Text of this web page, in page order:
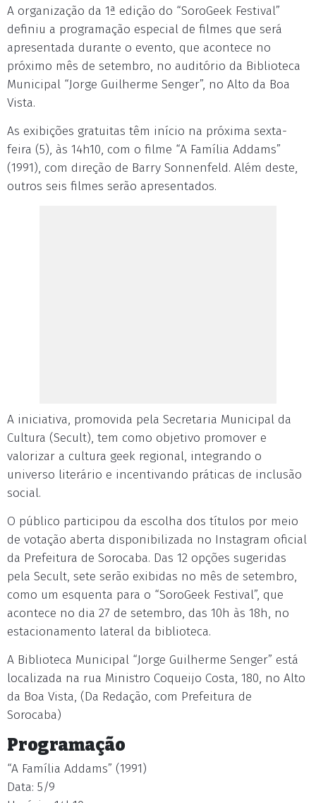
A organização da 1ª edição do “SoroGeek Festival”
definiu a programação especial de filmes que será
apresentada durante o evento, que acontece no
próximo mês de setembro, no auditório da Biblioteca
Municipal “Jorge Guilherme Senger”, no Alto da Boa
Vista.
As exibições gratuitas têm início na próxima sexta-
feira (5), às 14h10, com o filme “A Família Addams”
(1991), com direção de Barry Sonnenfeld. Além deste,
outros seis filmes serão apresentados.
A iniciativa, promovida pela Secretaria Municipal da
Cultura (Secult), tem como objetivo promover e
valorizar a cultura geek regional, integrando o
universo literário e incentivando práticas de inclusão
social.
O público participou da escolha dos títulos por meio
de votação aberta disponibilizada no Instagram oficial
da Prefeitura de Sorocaba. Das 12 opções sugeridas
pela Secult, sete serão exibidas no mês de setembro,
como um esquenta para o “SoroGeek Festival”, que
acontece no dia 27 de setembro, das 10h às 18h, no
estacionamento lateral da biblioteca.
A Biblioteca Municipal “Jorge Guilherme Senger” está
localizada na rua Ministro Coqueijo Costa, 180, no Alto
da Boa Vista, (Da Redação, com Prefeitura de
Sorocaba)
Programação
“A Família Addams” (1991)
Data: 5/9